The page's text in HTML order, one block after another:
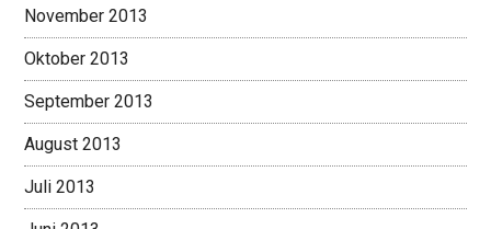
November 2013
Oktober 2013
September 2013
August 2013
Juli 2013